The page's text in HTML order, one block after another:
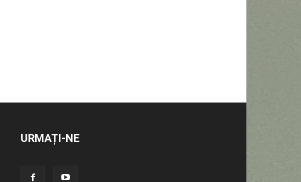
URMAȚI-NE